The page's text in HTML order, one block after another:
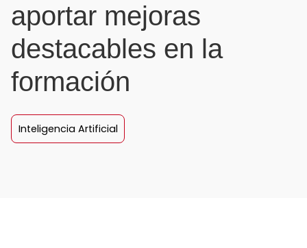
aportar mejoras
destacables en la
formación
Inteligencia Artificial